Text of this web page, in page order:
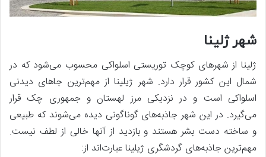
شهر ژلینا
ژلینا از شهرهای کوچک توریستی اسلواکی محسوب می‌شود که در
شمال این کشور قرار دارد. شهر ژیلینا از مهم‌ترین جاهای دیدنی
اسلواکی است و در نزدیکی مرز لهستان و جمهوری چک قرار
می‌گیرد. در این شهر جاذبه‌های گوناگونی دیده می‌شوند که طبیعی
و ساخته دست بشر هستند و بازدید از آنها خالی از لطف نیست.
مهم‌ترین جاذبه‌های گردشگری ژیلینا عبارت‌اند از: